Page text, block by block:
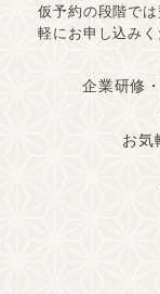
仮予約の段階で
軽にお申し込みく
企業研修
お気